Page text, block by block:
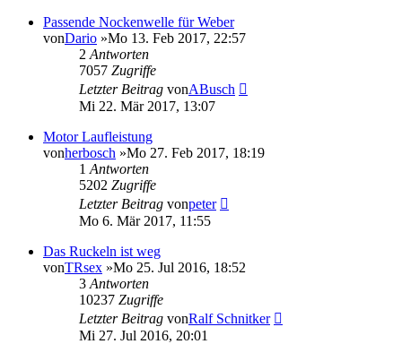
Passende Nockenwelle für Weber
vonDario »Mo 13. Feb 2017, 22:57
2 Antworten
7057 Zugriffe
Letzter Beitrag vonABusch
Mi 22. Mär 2017, 13:07
Motor Laufleistung
vonherbosch »Mo 27. Feb 2017, 18:19
1 Antworten
5202 Zugriffe
Letzter Beitrag vonpeter
Mo 6. Mär 2017, 11:55
Das Ruckeln ist weg
vonTRsex »Mo 25. Jul 2016, 18:52
3 Antworten
10237 Zugriffe
Letzter Beitrag vonRalf Schnitker
Mi 27. Jul 2016, 20:01